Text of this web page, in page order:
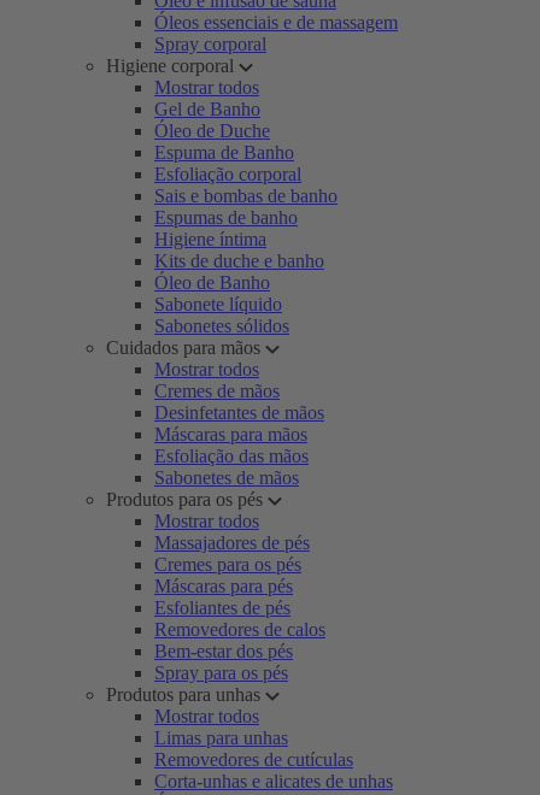
Óleos essenciais e de massagem
Spray corporal
Higiene corporal
Mostrar todos
Gel de Banho
Óleo de Duche
Espuma de Banho
Esfoliação corporal
Sais e bombas de banho
Espumas de banho
Higiene íntima
Kits de duche e banho
Óleo de Banho
Sabonete líquido
Sabonetes sólidos
Cuidados para mãos
Mostrar todos
Cremes de mãos
Desinfetantes de mãos
Máscaras para mãos
Esfoliação das mãos
Sabonetes de mãos
Produtos para os pés
Mostrar todos
Massajadores de pés
Cremes para os pés
Máscaras para pés
Esfoliantes de pés
Removedores de calos
Bem-estar dos pés
Spray para os pés
Produtos para unhas
Mostrar todos
Limas para unhas
Removedores de cutículas
Corta-unhas e alicates de unhas